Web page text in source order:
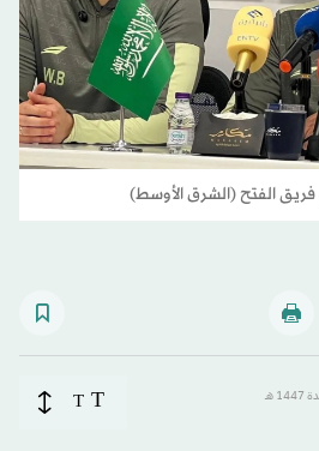
فريق الفتح (الشرق الأوسط)
T
T